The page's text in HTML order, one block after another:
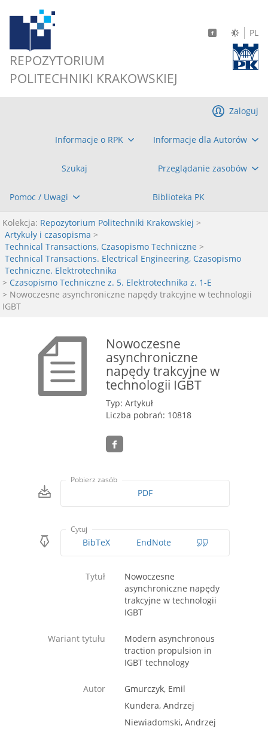
REPOZYTORIUM
POLITECHNIKI KRAKOWSKIEJ
PL
Informacje o RPK Informacje dla Autorów
Szukaj Przeglądanie zasobów
Pomoc / Uwagi Biblioteka PK
Zaloguj
Kolekcja: Repozytorium Politechniki Krakowskiej >
Artykuły i czasopisma >
Technical Transactions, Czasopismo Techniczne >
Technical Transactions. Electrical Engineering, Czasopismo
Techniczne. Elektrotechnika
> Czasopismo Techniczne z. 5. Elektrotechnika z. 1-E
> Nowoczesne asynchroniczne napędy trakcyjne w technologii
IGBT
Nowoczesne
asynchroniczne
napędy trakcyjne w
technologii IGBT
Typ: Artykuł
Liczba pobrań: 10818
Pobierz zasób
PDF
Cytuj
BibTeX EndNote
Tytuł
Nowoczesne
asynchroniczne napędy
trakcyjne w technologii
IGBT
Wariant tytułu
Modern asynchronous
traction propulsion in
IGBT technology
Autor
Gmurczyk, Emil
Kundera, Andrzej
Niewiadomski, Andrzej